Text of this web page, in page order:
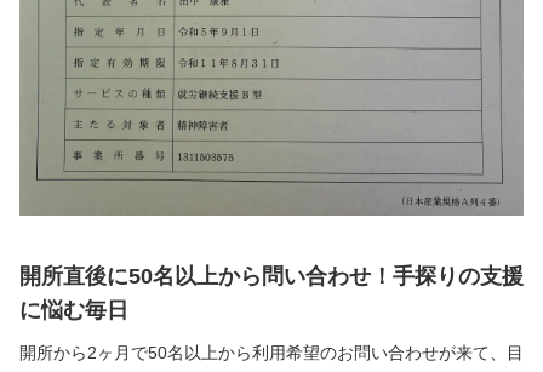
開所直後に50名以上から問い合わせ！手探りの支援
に悩む毎日
開所から2ヶ月で50名以上から利用希望のお問い合わせが来て、目